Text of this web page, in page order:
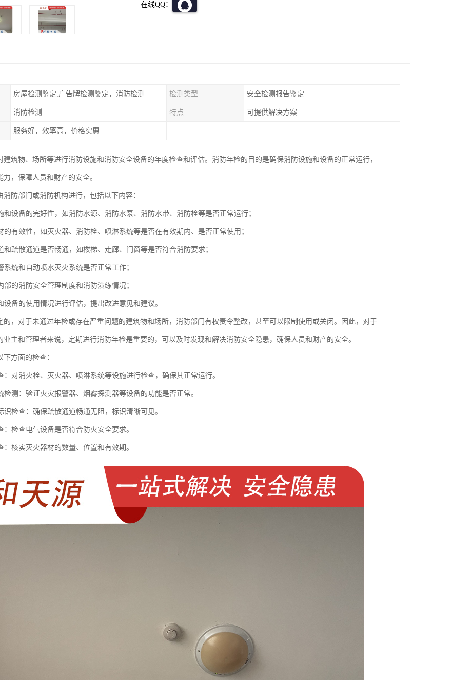
在线QQ：
房屋检测鉴定,广告牌检测鉴定，消防检测 检测类型 安全检测报告鉴定
消防检测 特点 可提供解决方案
服务好，效率高，价格实惠
建筑物、场所等进行消防设施和消防安全设备的年度检查和评估。消防年检的目的是确保消防设施和设备的正常运行，
，保障人员和财产的安全。
消防部门或消防机构进行，包括以下内容：
和设备的完好性，如消防水源、消防水泵、消防水带、消防栓等是否正常运行；
的有效性，如灭火器、消防栓、喷淋系统等是否在有效期内、是否正常使用；
和疏散通道是否畅通，如楼梯、走廊、门窗等是否符合消防要求；
系统和自动喷水灭火系统是否正常工作；
部的消防安全管理制度和消防演练情况；
设备的使用情况进行评估，提出改进意见和建议。
的，对于未通过年检或存在严重问题的建筑物和场所，消防部门有权责令整改，甚至可以限制使用或关闭。因此，对于
业主和管理者来说，定期进行消防年检是重要的，可以及时发现和解决消防安全隐患，确保人员和财产的安全。
方面的检查：
：对消火栓、灭火器、喷淋系统等设施进行检查，确保其正常运行。
检测：验证火灾报警器、烟雾探测器等设备的功能是否正常。
识检查：确保疏散通道畅通无阻，标识清晰可见。
：检查电气设备是否符合防火安全要求。
：核实灭火器材的数量、位置和有效期。